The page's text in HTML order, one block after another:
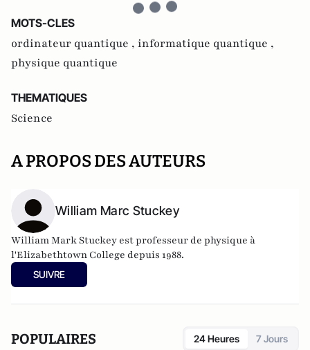
MOTS-CLES
ordinateur quantique , informatique quantique ,
physique quantique
THEMATIQUES
Science
A PROPOS DES AUTEURS
William Marc Stuckey
William Mark Stuckey est professeur de physique à
l'Elizabethtown College depuis 1988.
SUIVRE
POPULAIRES 24 Heures 7 Jours